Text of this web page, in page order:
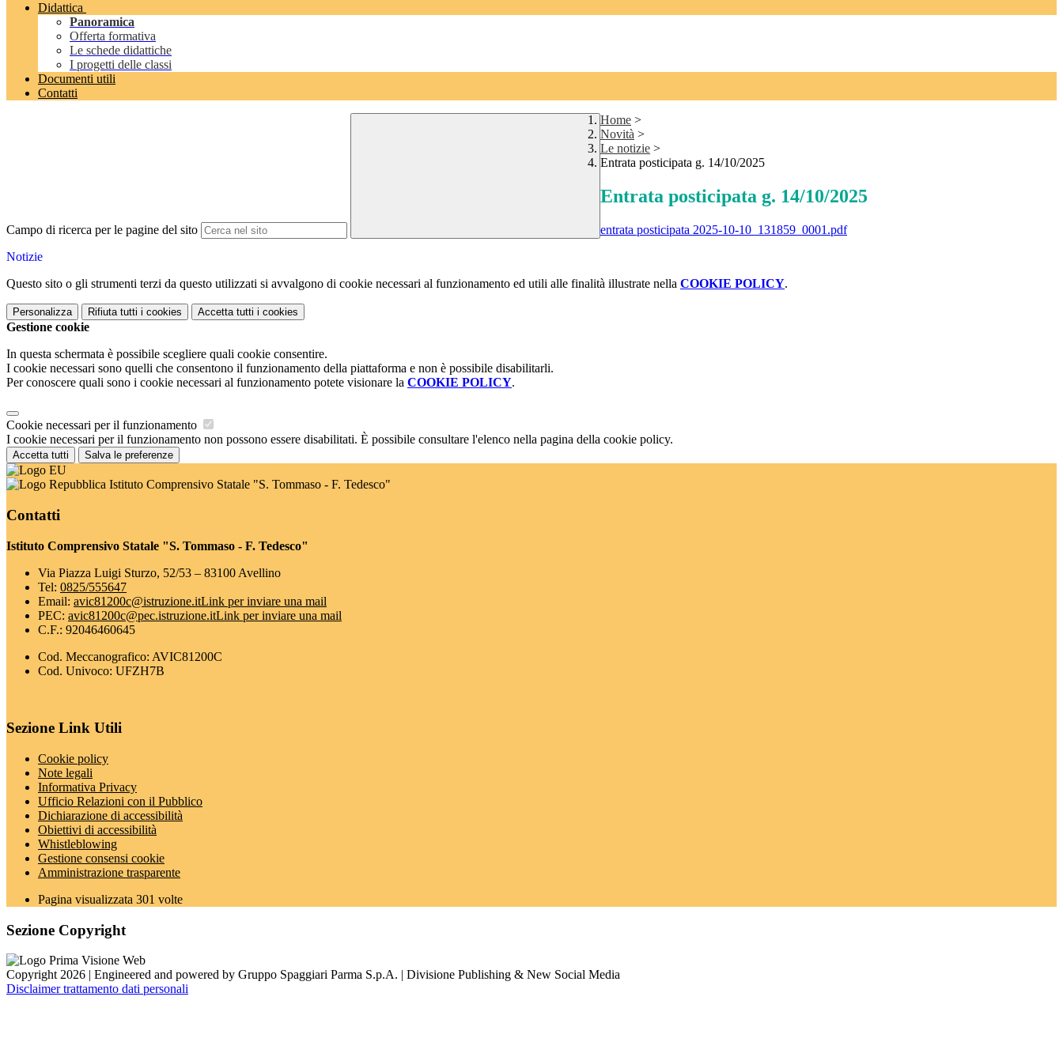
Didattica
Panoramica
Offerta formativa
Le schede didattiche
I progetti delle classi
Documenti utili
Contatti
Campo di ricerca per le pagine del sito
Home >
Novità >
Le notizie >
Entrata posticipata g. 14/10/2025
Entrata posticipata g. 14/10/2025
entrata posticipata 2025-10-10_131859_0001.pdf
Notizie
Questo sito o gli strumenti terzi da questo utilizzati si avvalgono di cookie necessari al funzionamento ed utili alle finalità illustrate nella COOKIE POLICY.
Personalizza Rifiuta tutti i cookies Accetta tutti i cookies
Gestione cookie
In questa schermata è possibile scegliere quali cookie consentire.
I cookie necessari sono quelli che consentono il funzionamento della piattaforma e non è possibile disabilitarli.
Per conoscere quali sono i cookie necessari al funzionamento potete visionare la COOKIE POLICY.
Cookie necessari per il funzionamento
I cookie necessari per il funzionamento non possono essere disabilitati. È possibile consultare l'elenco nella pagina della cookie policy.
Accetta tutti Salva le preferenze
Istituto Comprensivo Statale "S. Tommaso - F. Tedesco"
Contatti
Istituto Comprensivo Statale "S. Tommaso - F. Tedesco"
Via Piazza Luigi Sturzo, 52/53 – 83100 Avellino
Tel: 0825/555647
Email: avic81200c@istruzione.itLink per inviare una mail
PEC: avic81200c@pec.istruzione.itLink per inviare una mail
C.F.: 92046460645
Cod. Meccanografico: AVIC81200C
Cod. Univoco: UFZH7B
Sezione Link Utili
Cookie policy
Note legali
Informativa Privacy
Ufficio Relazioni con il Pubblico
Dichiarazione di accessibilità
Obiettivi di accessibilità
Whistleblowing
Gestione consensi cookie
Amministrazione trasparente
Pagina visualizzata 301 volte
Sezione Copyright
Copyright 2026 | Engineered and powered by Gruppo Spaggiari Parma S.p.A. | Divisione Publishing & New Social Media
Disclaimer trattamento dati personali